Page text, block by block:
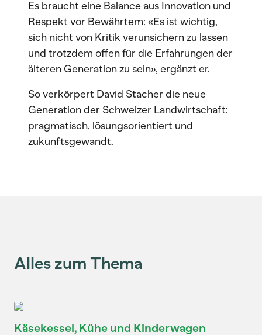
Es braucht eine Balance aus Innovation und
Respekt vor Bewährtem: «Es ist wichtig,
sich nicht von Kritik verunsichern zu lassen
und trotzdem offen für die Erfahrungen der
älteren Generation zu sein», ergänzt er.
So verkörpert David Stacher die neue
Generation der Schweizer Landwirtschaft:
pragmatisch, lösungsorientiert und
zukunftsgewandt.
Alles zum Thema
Käsekessel, Kühe und Kinderwagen